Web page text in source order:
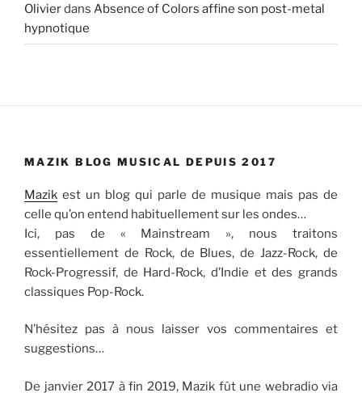
Olivierdans Absence of Colors affine son post-metal
hypnotique
MAZIK BLOG MUSICAL DEPUIS 2017
Mazik est un blog qui parle de musique mais pas de
celle qu’on entend habituellement sur les ondes…
Ici, pas de « Mainstream », nous traitons
essentiellement de Rock, de Blues, de Jazz-Rock, de
Rock-Progressif, de Hard-Rock, d’Indie et des grands
classiques Pop-Rock.
N’hésitez pas à nous laisser vos commentaires et
suggestions…
De janvier 2017 à fin 2019, Mazik fût une webradio via